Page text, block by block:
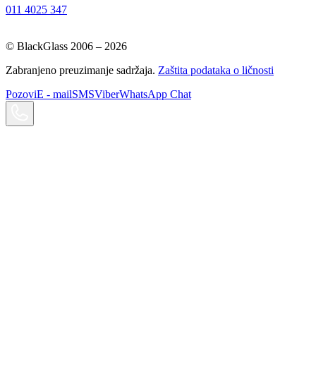
011 4025 347
© BlackGlass 2006 – 2026
Zabranjeno preuzimanje sadržaja. Zaštita podataka o ličnosti
PozoviE - mailSMSViberWhatsApp Chat